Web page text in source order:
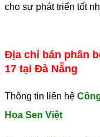
cho sự phát triển tốt
Địa chỉ bán phân
17 tại Đà Nẵng
Thông tin liên hệ
Hoa Sen Việt